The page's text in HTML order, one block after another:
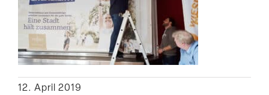
Basis-Infos
12. April 2019